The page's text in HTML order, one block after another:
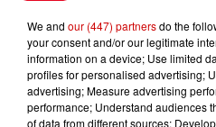
9 août 2026
L’église
d’Indre-
We and our (447) partnersdo the
your consent and/or our legitimate
information on a device; Use limited
profiles for personalised advertising;
advertising; Measure advertising
performance; Understand audiences
of data from different sources;